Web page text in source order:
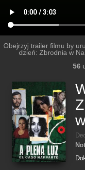
Obejrzyj trailer filmu by
dzień: Zbrodnia w
56